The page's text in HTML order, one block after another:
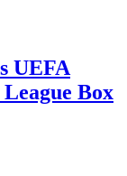
UEFA
Box